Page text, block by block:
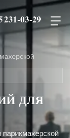
231-03-29
ДЛЯ